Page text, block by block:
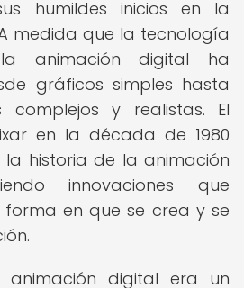
humildes inicios en la
medida que la tecnología
animación digital ha
gráficos simples hasta
complejos y realistas. El
en la década de 1980
historia de la animación
innovaciones que
en que se crea y se
animación digital era un